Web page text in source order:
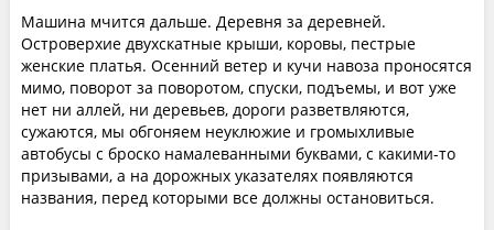
Машина мчится дальше. Деревня за деревней.
Островерхие двухскатные крыши, коровы, пестрые
женские платья. Осенний ветер и кучи навоза проносятся
мимо, поворот за поворотом, спуски, подъемы, и вот уже
нет ни аллей, ни деревьев, дороги разветвляются,
сужаются, мы обгоняем неуклюжие и громыхливые
автобусы с броско намалеванными буквами, с какими-то
призывами, а на дорожных указателях появляются
названия, перед которыми все должны остановиться.